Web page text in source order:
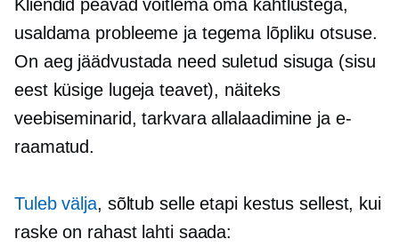
Kliendid peavad võitlema oma kahtlustega,
usaldama probleeme ja tegema lõpliku otsuse.
On aeg jäädvustada need suletud sisuga (sisu
eest küsige lugeja teavet), näiteks
veebiseminarid, tarkvara allalaadimine ja e-
raamatud.
Tuleb välja, sõltub selle etapi kestus sellest, kui
raske on rahast lahti saada: